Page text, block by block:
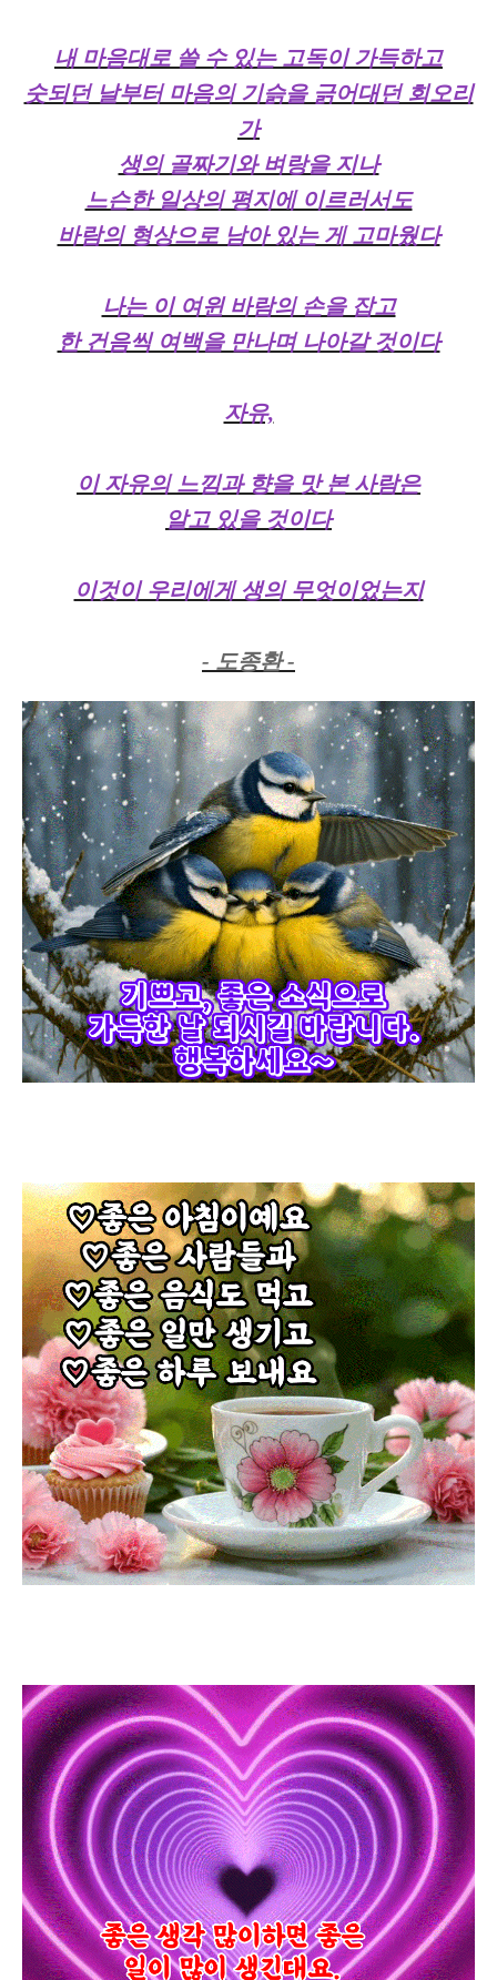
내 마음대로 쓸 수 있는 고독이 가득하고
숫되던 날부터 마음의 기슭을 긁어대던 회오리
가
생의 골짜기와 벼랑을 지나
느슨한 일상의 평지에 이르러서도
바람의 형상으로 남아 있는 게 고마웠다
나는 이 여윈 바람의 손을 잡고
한 건음씩 여백을 만나며 나아갈 것이다
자유,
이 자유의 느낌과 향을 맛 본 사람은
알고 있을 것이다
이것이 우리에게 생의 무엇이었는지
- 도종환 -